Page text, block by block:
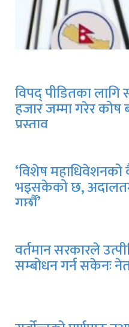
विपद् पीडितका
हजार जम्मा गरेर कोष
प्रस्ताव
‘विशेष महाधिवेशनको
भइसकेको छ,
गर्छौं’
वर्तमान सरकारले
सम्बोधन गर्न सकेनः